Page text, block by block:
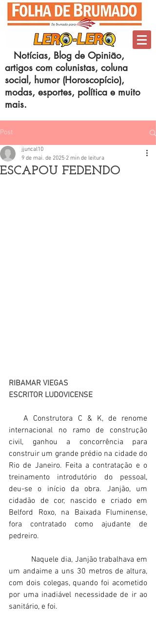
Notícias, Blog de Opinião,
artigos com colunistas, coluna
social, humor (Horoscopício),
modas, esportes, política e muito
mais.
Post
ESCAPOU FEDENDO
jjuncal10
9 de mai. de 2025 2 min de leitura
RIBAMAR VIEGAS
ESCRITOR LUDOVICENSE
A Construtora C & K, de renome
internacional no ramo de construção
civil, ganhou a concorrência para
construir um grande prédio na cidade do
Rio de Janeiro. Feita a contratação e o
treinamento introdutório do pessoal,
deu-se o início da obra. Janjão, um
cidadão de cor, nascido e criado em
Belford Roxo, na Baixada Fluminense,
fora contratado como ajudante de
pedreiro.
Naquele dia, Janjão trabalhava em
um andaime a uns 30 metros de altura,
com dois colegas, quando foi acometido
por uma inadiável necessidade de ir ao
sanitário, e foi.